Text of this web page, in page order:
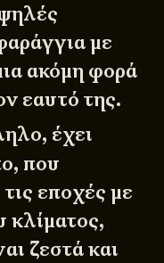
με
ακόμη φορά
εαυτό της.
έχει
που
εποχές με
κλίματος,
ζεστά και